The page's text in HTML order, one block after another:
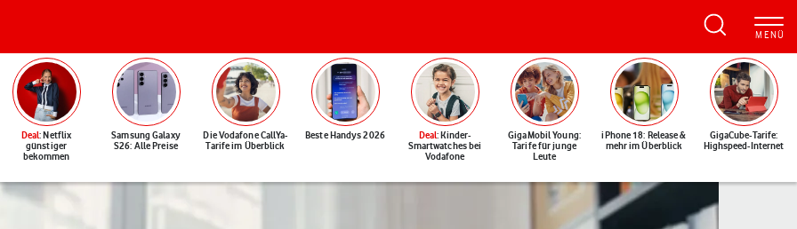
Deal: Netflix
günstiger
bekommen
Samsung Galaxy
S26: Alle Preise
Die Vodafone CallYa-
Tarife im Überblick
Beste Handys 2026 Deal: Kinder-
Smartwatches bei
Vodafone
GigaMobil Young:
Tarife für junge
Leute
iPhone 18: Release &
mehr im Überblick
GigaCube-Tarife:
Highspeed-Internet